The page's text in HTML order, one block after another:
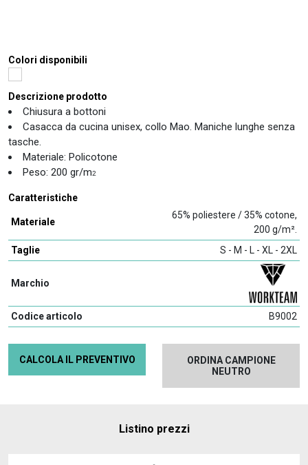
Descrizione prodotto
Chiusura a bottoni
Casacca da cucina unisex, collo Mao. Maniche lunghe senza
tasche.
Materiale: Policotone
Peso: 200 gr/m2
Caratteristiche
Materiale
65% poliestere / 35% cotone,
200 g/m².
Taglie
S - M - L - XL - 2XL
Marchio
Codice articolo B9002
Colori disponibili
CALCOLA IL PREVENTIVO
ORDINA CAMPIONE
NEUTRO
Listino prezzi